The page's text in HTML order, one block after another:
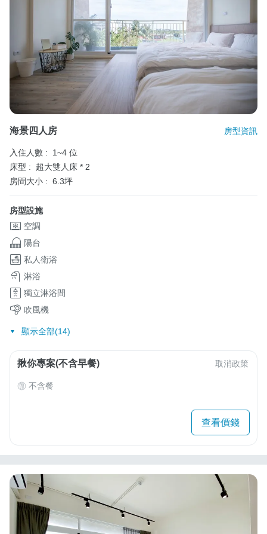
海景四人房 房型資訊
入住人數 :
1~4 位
床型 :
超大雙人床 * 2
房間大小 : 6.3坪
房型設施
空調
陽台
私人衛浴
淋浴
獨立淋浴間
吹風機
顯示全部(14)
揪你專案(不含早餐) 取消政策
不含餐
查看價錢